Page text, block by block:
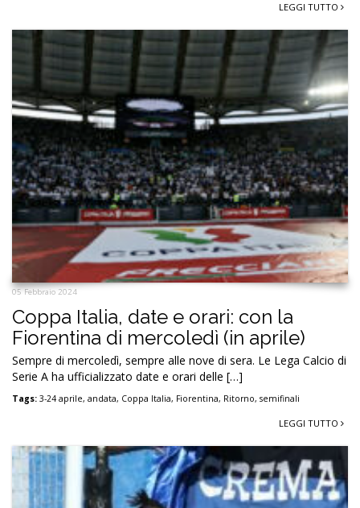
LEGGI TUTTO
05 Febbraio 2024
Coppa Italia, date e orari: con la
Fiorentina di mercoledì (in aprile)
Sempre di mercoledì, sempre alle nove di sera. Le Lega Calcio di
Serie A ha ufficializzato date e orari delle […]
Tags: 3-24 aprile, andata, Coppa Italia, Fiorentina, Ritorno, semifinali
LEGGI TUTTO